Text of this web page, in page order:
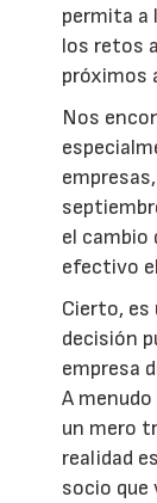
permita a
los retos
próximos
Nos
el cambio
efectivo
Cierto, es
decisión
empresa
A
un mero
realidad
socio que